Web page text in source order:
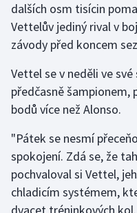
Házená
Jezdectví
Judo
Krasobruslení
Lezení
Lyže a snowboard
dalších osm tisícin
Vettelův jediný rival v
závody před koncem
Vettel se v neděli ve
předčasně šampionem,
bodů více než Alonso.
"Pátek se nesmí
spokojení. Zdá se, že
pochvaloval si Vettel,
chladicím systémem,